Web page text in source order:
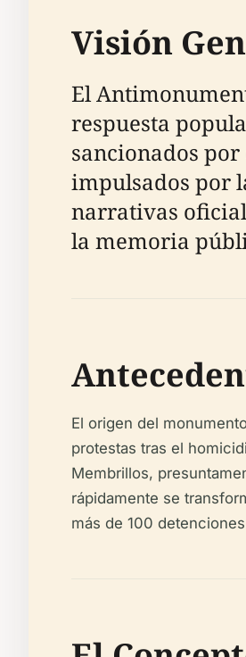
Visión
El
respuesta
sancionados
impulsados por
narrativas
la memoria
El origen del
protestas tras el
Membrillos,
rápidamente se
más de 100